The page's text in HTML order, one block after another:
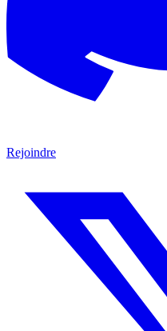
Rejoindre